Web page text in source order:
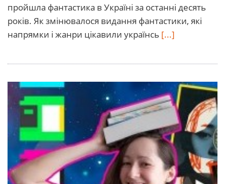
пройшла фантастика в Україні за останні десять
років. Як змінювалося видання фантастики, які
напрямки і жанри цікавили українсь [...]